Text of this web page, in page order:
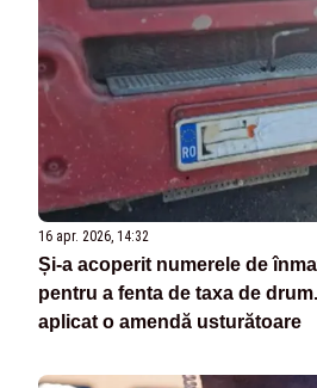
16 apr. 2026, 14:32
Și-a acoperit numerele de
pentru a fenta de taxa de
aplicat o amendă usturătoare